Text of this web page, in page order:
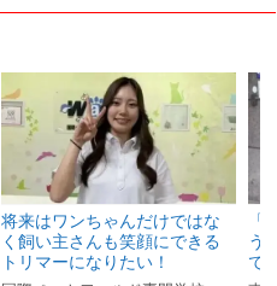
将来はワンちゃんだけではな
く飼い主さんも笑顔にできる
トリマーになりたい！
「
う
で